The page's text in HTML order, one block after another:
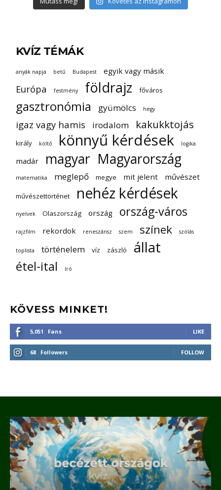
KVÍZ TÉMÁK
anyák napja betű Budapest egyik vagy másik
Európa festmény földrajz főváros
gasztronómia gyümölcs hegy
igaz vagy hamis irodalom kakukktojás
király költő könnyű kérdések logika
madár magyar Magyarország
matematika meglepő megye mit jelent művészet
művészettörténet nehéz kérdések
nyelvek Olaszország ország ország-város
rajzfilm rekordok reneszánsz szem színek szólás
toplista történelem víz zászló állat
étel-ital író
KÖVESS MINKET!
5,051 Fans LIKE
68 Followers FOLLOW